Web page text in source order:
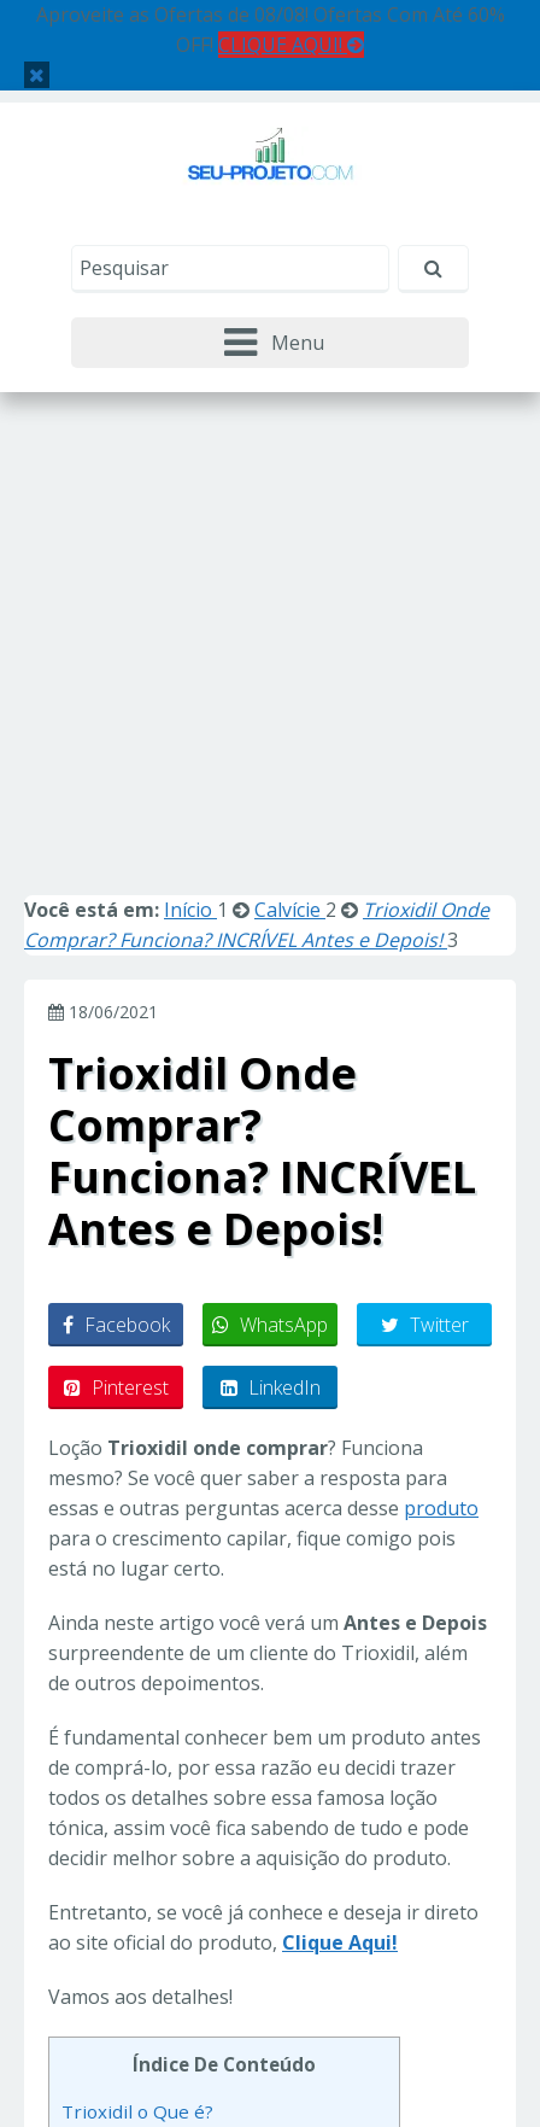
Aproveite as Ofertas de 08/08! Ofertas Com Até 60%
OFF! CLIQUE AQUI!
Menu
Você está em: Início 1 Calvície 2
Trioxidil Onde
Comprar? Funciona? INCRÍVEL Antes e Depois!3
18/06/2021
Trioxidil Onde
Comprar?
Funciona? INCRÍVEL
Antes e Depois!
Facebook WhatsApp Twitter
Pinterest LinkedIn
Loção Trioxidil onde comprar? Funciona
mesmo? Se você quer saber a resposta para
essas e outras perguntas acerca desse produto
para o crescimento capilar, fique comigo pois
está no lugar certo.
Ainda neste artigo você verá um Antes e Depois
surpreendente de um cliente do Trioxidil, além
de outros depoimentos.
É fundamental conhecer bem um produto antes
de comprá-lo, por essa razão eu decidi trazer
todos os detalhes sobre essa famosa loção
tónica, assim você fica sabendo de tudo e pode
decidir melhor sobre a aquisição do produto.
Entretanto, se você já conhece e deseja ir direto
ao site oficial do produto, Clique Aqui!
Vamos aos detalhes!
Índice De Conteúdo
Trioxidil o Que é?